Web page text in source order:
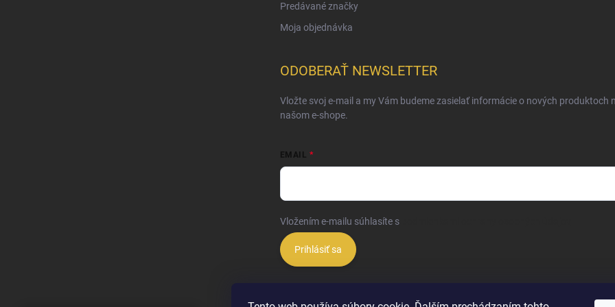
Predávané značky
Moja objednávka
ODOBERAŤ NEWSLETTER
Vložte svoj e-mail a my Vám budeme zasielať informácie o nových produktoch
našom e-shope.
EMAIL
Vložením e-mailu súhlasíte s
Prihlásiť sa